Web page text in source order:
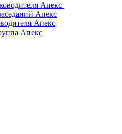
Апекс
Апекс
Апекс
Апекс